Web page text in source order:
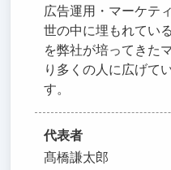
広告運用・マーケテ
世の中に埋もれてい
を弊社が培ってきた
り多くの人に広げて
す。
代表者
髙橋謙太郎